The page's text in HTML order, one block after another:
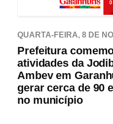
QUARTA-FEIRA, 8 DE
Prefeitura
atividades da
Ambev em
gerar cerca de 90
no município